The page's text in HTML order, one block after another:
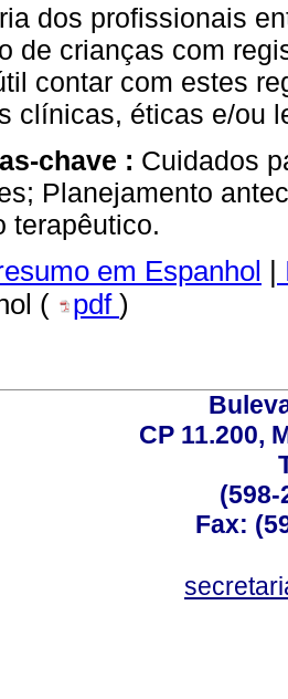
dos profissionais
de crianças com
contar com estes
clínicas, éticas e/ou
chave : Cuidados
Planejamento
terapêutico.
em Espanhol
(
pdf )
CP 11.200,
(598-
Fax: